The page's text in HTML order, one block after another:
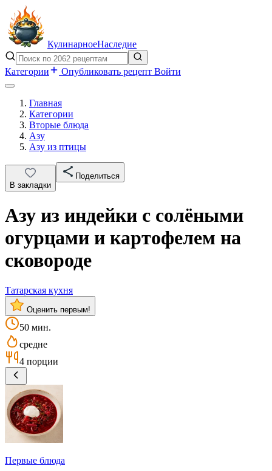
КулинарноеНаследие
Категории Опубликовать рецепт Войти
Главная
Категории
Вторые блюда
Азу
Азу из птицы
В закладки
Поделиться
Азу из индейки с солёными
огурцами и картофелем на
сковороде
Татарская кухня
Оценить первым!
50 мин.
средне
4 порции
Первые блюда